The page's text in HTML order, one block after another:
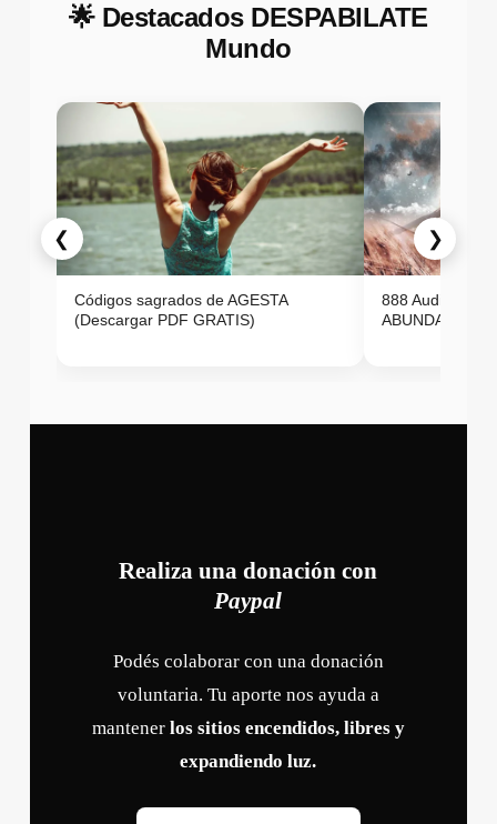
🌟 Destacados DESPABILATE
Mundo
❮
Códigos sagrados de AGESTA
(Descargar PDF GRATIS)
888 Audio
ABUNDANCIA
❯
Realiza una donación con
Paypal
Podés colaborar con una donación
voluntaria. Tu aporte nos ayuda a
mantener los sitios encendidos, libres y
expandiendo luz.